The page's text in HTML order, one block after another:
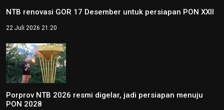
NTB renovasi GOR 17 Desember untuk persiapan PON XXII
22 Juli 2026 21:20
Porprov NTB 2026 resmi digelar, jadi persiapan menuju
PON 2028